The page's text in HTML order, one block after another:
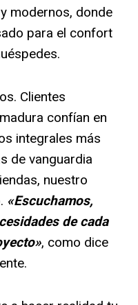
modernos, donde
para el confort
Clientes
confían en
integrales más
de vanguardia
nuestro
«Escuchamos,
de cada
, como dice